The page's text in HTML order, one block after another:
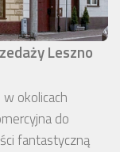
Leszno
okolicach
do
fantastyczną